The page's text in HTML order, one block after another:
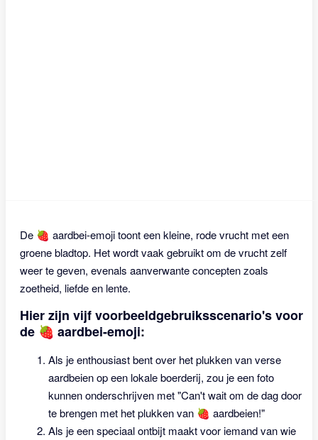
De 🍓 aardbei-emoji toont een kleine, rode vrucht met een
groene bladtop. Het wordt vaak gebruikt om de vrucht zelf
weer te geven, evenals aanverwante concepten zoals
zoetheid, liefde en lente.
Hier zijn vijf voorbeeldgebruiksscenario's voor
de 🍓 aardbei-emoji:
Als je enthousiast bent over het plukken van verse
aardbeien op een lokale boerderij, zou je een foto
kunnen onderschrijven met "Can't wait om de dag door
te brengen met het plukken van 🍓 aardbeien!"
Als je een speciaal ontbijt maakt voor iemand van wie